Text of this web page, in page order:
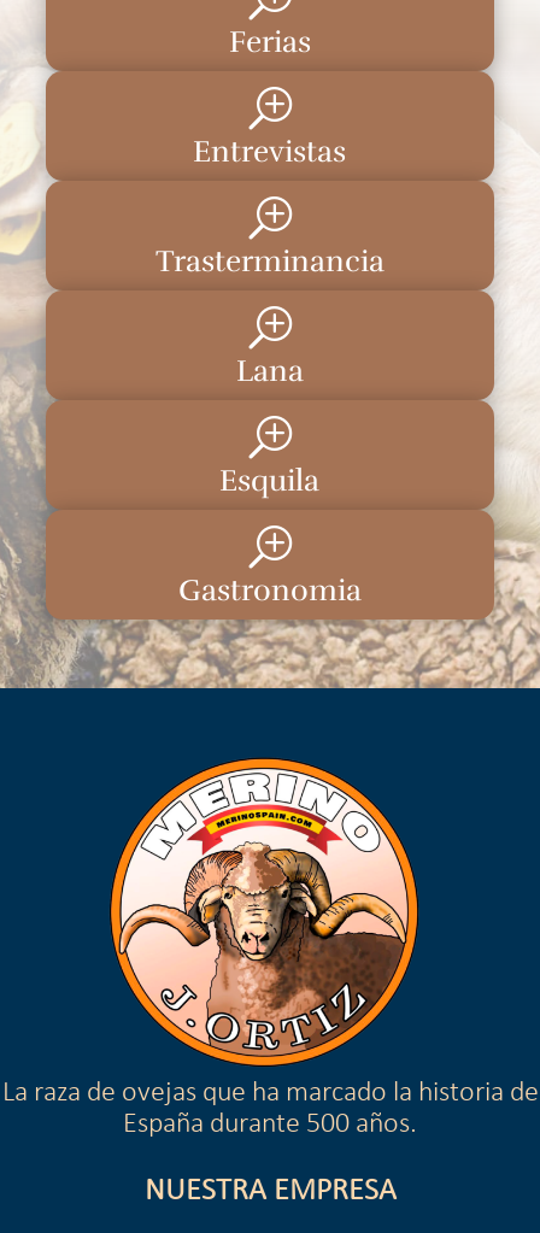
Ferias
T
Entrevistas
T
Trasterminancia
T
Lana
T
Esquila
T
Gastronomia
La raza de ovejas que ha marcado la historia de
España durante 500 años.
NUESTRA EMPRESA